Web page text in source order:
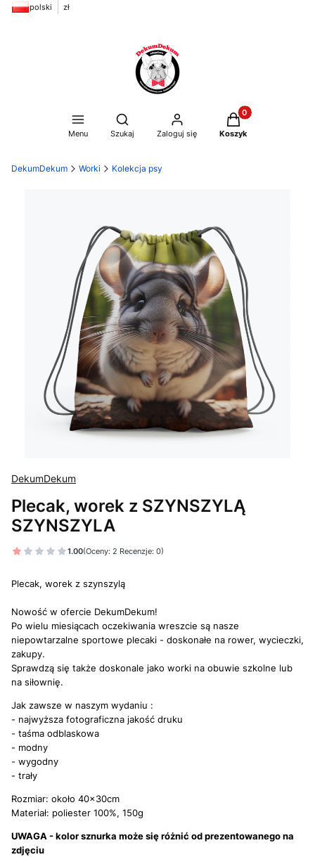
polski zł
Menu
Otwórz wyszukiwarkę
Szukaj Zaloguj się
Produkty w
Koszyk
DekumDekum Worki Kolekcja psy
DekumDekum
Plecak, worek z SZYNSZYLĄ
SZYNSZYLA
1.00(Oceny: 2 Recenzje: 0)
Plecak, worek z szynszylą
Nowość w ofercie DekumDekum!
Po wielu miesiącach oczekiwania wreszcie są nasze
niepowtarzalne sportowe plecaki - doskonałe na rower, wycieczki,
zakupy.
Sprawdzą się także doskonale jako worki na obuwie szkolne lub
na siłownię.
Jak zawsze w naszym wydaniu :
- najwyższa fotograficzna jakość druku
- taśma odblaskowa
- modny
- wygodny
- trały
Rozmiar: około 40x30cm
Materiał: poliester 100%, 150g
UWAGA - kolor sznurka może się różnić od prezentowanego na
zdjęciu